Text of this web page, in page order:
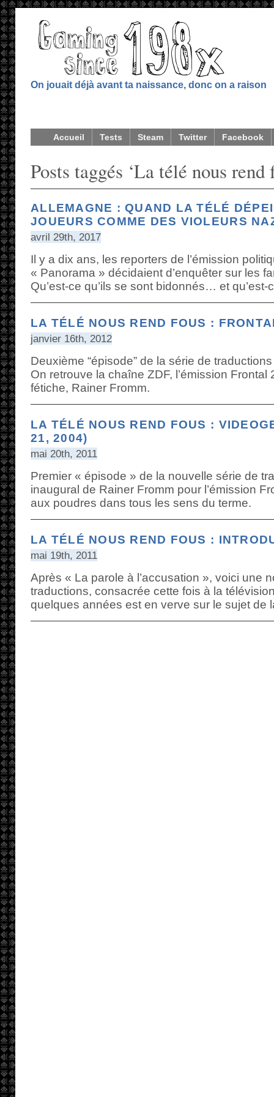
On jouait déjà avant ta naissance, donc on a raison
Accueil Tests Steam Twitter Facebook
Posts taggés ‘La télé nous rend
ALLEMAGNE : QUAND LA TÉLÉ
JOUEURS COMME DES VIOLEURS
avril 29th, 2017
Il y a dix ans, les reporters de l’émission
« Panorama » décidaient d’enquêter sur les
Qu’est-ce qu’ils se sont bidonnés… et qu’est-
LA TÉLÉ NOUS REND FOUS :
janvier 16th, 2012
Deuxième “épisode” de la série de
On retrouve la chaîne ZDF, l’émission Frontal
fétiche, Rainer Fromm.
LA TÉLÉ NOUS REND FOUS :
21, 2004)
mai 20th, 2011
Premier « épisode » de la nouvelle série de
inaugural de Rainer Fromm pour l’émission
aux poudres dans tous les sens du terme.
LA TÉLÉ NOUS REND FOUS :
mai 19th, 2011
Après « La parole à l’accusation », voici une
traductions, consacrée cette fois à la
quelques années est en verve sur le sujet de